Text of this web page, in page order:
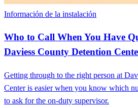
Información de la instalación
Who to Call When You Have
Daviess County Detention
Getting through to the right person at
Center is easier when you know which
to ask for the on-duty supervisor.